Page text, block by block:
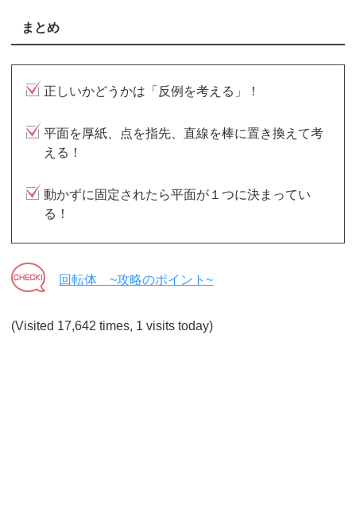
まとめ
正しいかどうかは「反例を考える」！
平面を厚紙、点を指先、直線を棒に置き換えて考
える！
動かずに固定されたら平面が１つに決まってい
る！
回転体 ~攻略のポイント~
(Visited 17,642 times, 1 visits today)